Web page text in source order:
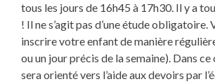
tous les jours de 16h45 à 17h30. Il y a
! Il ne s’agit pas d’une étude obligatoire.
inscrire votre enfant de manière
ou un jour précis de la semaine). Dans
sera orienté vers l’aide aux devoirs par